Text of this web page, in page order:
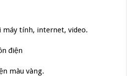
máy tính, internet, video.
điện
màu vàng.